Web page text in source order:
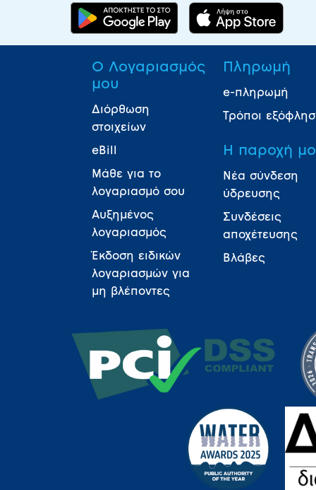
Ο Λογαριασμός
μου
Διόρθωση
στοιχείων
eBill
Μάθε για το
λογαριασμό σου
Αυξημένος
λογαριασμός
Έκδοση ειδικών
λογαριασμών για
μη βλέποντες
Πληρωμή
e-πληρωμή
Τρόποι
Η παροχή
Νέα σύνδεση
ύδρευσης
Συνδέσεις
αποχέτευσης
Βλάβες